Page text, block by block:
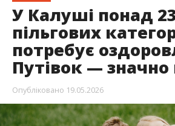
У Калуші понад
пільгових
потребує
Путівок —
Опубліковано 19.05.2026